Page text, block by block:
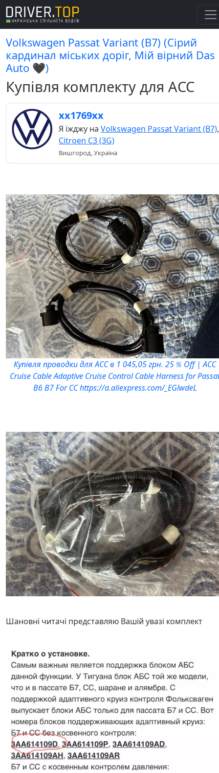
Volkswagen Passat Variant (B7) (Сірий
кардинал міських доріг, Мій вірний Das
Auto 🖤)
Купівля комплекту для АСС
хх1769хх
Я їжджу на Volkswagen Passat Variant (B7),
Citroen C3 (3G)
Вишгород, Україна
Купівля проводки для АСС в 1 045,05 грн. 25％ Off | ACC
Cruise Cable Adaptive Cruise Control Cable Harness for
B6 B7 For CC https://a.aliexpress.com/_EGlwdeL
Шановні читачі представляю Вашій увазі комплект